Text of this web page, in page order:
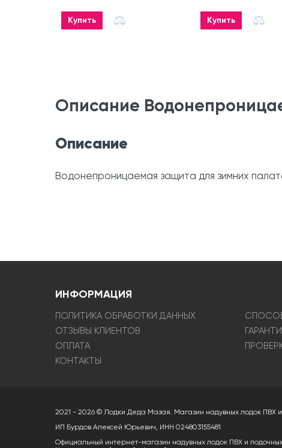
Купить Купить
Описание
Описание
Водонепроницаемая защита для зимних
ИНФОРМАЦИЯ
ПОЛИТИКА ОБРАБОТКИ ДАННЫХ
ОТЗЫВЫ КЛИЕНТОВ
ОПЛАТА
КОНТАКТЫ
2021 - 2026 © Лодки Деда Мазая. Магазин надувных лодок ПВХ
ИП Бурдов Алексей Юрьевич, ИНН 024803155481
Официальный интернет-магазин надувных лодок ПВХ и